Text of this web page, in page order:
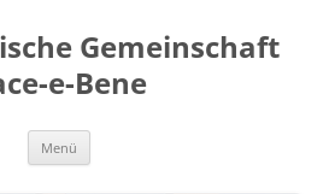
Gemeinschaft
e-Bene
Menü